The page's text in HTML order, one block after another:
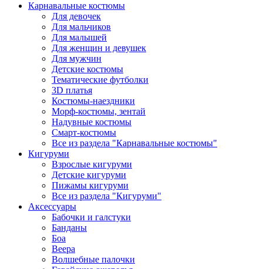
Карнавальные костюмы
Для девочек
Для мальчиков
Для малышей
Для женщин и девушек
Для мужчин
Детские костюмы
Тематические футболки
3D платья
Костюмы-наездники
Морф-костюмы, зентай
Надувные костюмы
Смарт-костюмы
Все из раздела "Карнавальные костюмы"
Кигуруми
Взрослые кигуруми
Детские кигуруми
Пижамы кигуруми
Все из раздела "Кигуруми"
Аксессуары
Бабочки и галстуки
Банданы
Боа
Веера
Волшебные палочки